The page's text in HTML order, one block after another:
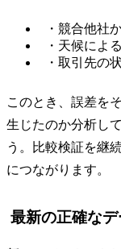
・競合他社
・天候によ
・取引先の
このとき、誤差を
生じたのか分析し
う。比較検証を継
につながります。
最新の正確なデ